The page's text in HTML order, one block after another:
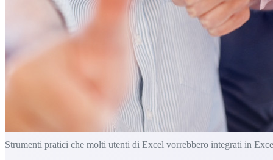
Strumenti pratici che molti utenti di Excel vorrebbero integrati in